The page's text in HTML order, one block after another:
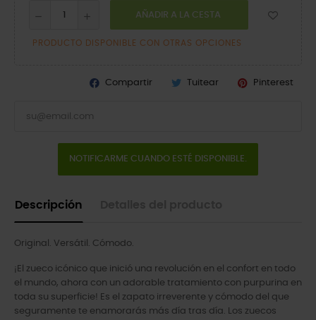
AÑADIR A LA CESTA
PRODUCTO DISPONIBLE CON OTRAS OPCIONES
Compartir Tuitear Pinterest
NOTIFICARME CUANDO ESTÉ DISPONIBLE.
Descripción
Original. Versátil. Cómodo.
¡El zueco icónico que inició una revolución en el confort en todo
el mundo, ahora con un adorable tratamiento con purpurina en
toda su superficie! Es el zapato irreverente y cómodo del que
seguramente te enamorarás más día tras día. Los zuecos